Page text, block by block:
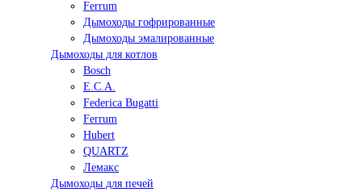
Ferrum
Дымоходы гофрированные
Дымоходы эмалированные
Дымоходы для котлов
Bosch
E.C.A.
Federica Bugatti
Ferrum
Hubert
QUARTZ
Лемакс
Дымоходы для печей